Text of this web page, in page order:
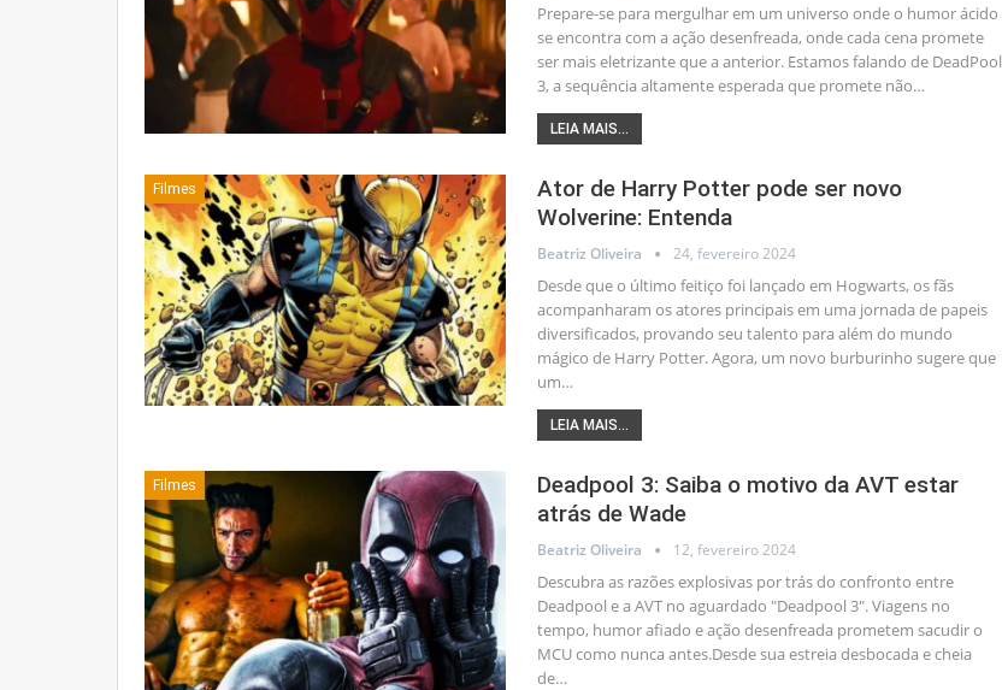
Prepare-se para mergulhar em um universo onde o humor ácido
se encontra com a ação desenfreada, onde cada cena promete
ser mais eletrizante que a anterior. Estamos falando de DeadPool
3, a sequência altamente esperada que promete não…
LEIA MAIS...
Filmes
Ator de Harry Potter pode ser novo
Wolverine: Entenda
Beatriz Oliveira 24, fevereiro 2024
Desde que o último feitiço foi lançado em Hogwarts, os fãs
acompanharam os atores principais em uma jornada de papeis
diversificados, provando seu talento para além do mundo
mágico de Harry Potter. Agora, um novo burburinho sugere que
um…
LEIA MAIS...
Filmes
Deadpool 3: Saiba o motivo da AVT estar
atrás de Wade
Beatriz Oliveira 12, fevereiro 2024
Descubra as razões explosivas por trás do confronto entre
Deadpool e a AVT no aguardado "Deadpool 3". Viagens no
tempo, humor afiado e ação desenfreada prometem sacudir o
MCU como nunca antes.Desde sua estreia desbocada e cheia
de…